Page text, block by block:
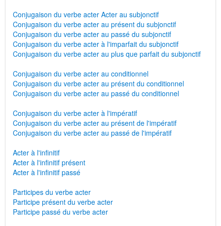
Conjugaison du verbe acter Acter au subjonctif
Conjugaison du verbe acter au présent du subjonctif
Conjugaison du verbe acter au passé du subjonctif
Conjugaison du verbe acter à l'imparfait du subjonctif
Conjugaison du verbe acter au plus que parfait du subjonctif
Conjugaison du verbe acter au conditionnel
Conjugaison du verbe acter au présent du conditionnel
Conjugaison du verbe acter au passé du conditionnel
Conjugaison du verbe acter à l'impératif
Conjugaison du verbe acter au présent de l'impératif
Conjugaison du verbe acter au passé de l'impératif
Acter à l'infinitif
Acter à l'infinitif présent
Acter à l'infinitif passé
Participes du verbe acter
Participe présent du verbe acter
Participe passé du verbe acter